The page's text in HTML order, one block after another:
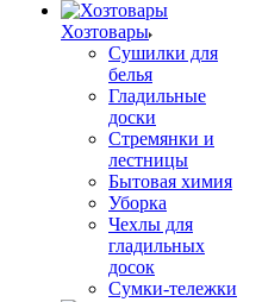
Хозтовары
Сушилки для
белья
Гладильные
доски
Стремянки и
лестницы
Бытовая химия
Уборка
Чехлы для
гладильных
досок
Сумки-тележки